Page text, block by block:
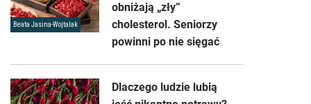
Beata Jasina-Wojtalak
obniżają „zły”
cholesterol. Seniorzy
powinni po nie sięgać
Dlaczego ludzie lubią